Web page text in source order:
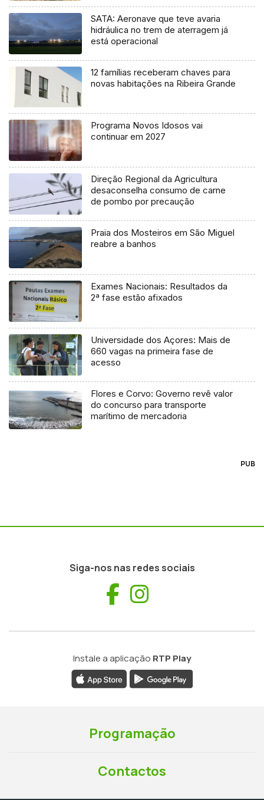
SATA: Aeronave que teve avaria
hidráulica no trem de aterragem já
está operacional
12 famílias receberam chaves para
novas habitações na Ribeira Grande
Programa Novos Idosos vai
continuar em 2027
Direção Regional da Agricultura
desaconselha consumo de carne
de pombo por precaução
Praia dos Mosteiros em São Miguel
reabre a banhos
Exames Nacionais: Resultados da
2ª fase estão afixados
Universidade dos Açores: Mais de
660 vagas na primeira fase de
acesso
Flores e Corvo: Governo revê valor
do concurso para transporte
marítimo de mercadoria
PUB
Siga-nos nas redes sociais
Facebook
Instale a aplicação RTP Play
Programação
Contactos